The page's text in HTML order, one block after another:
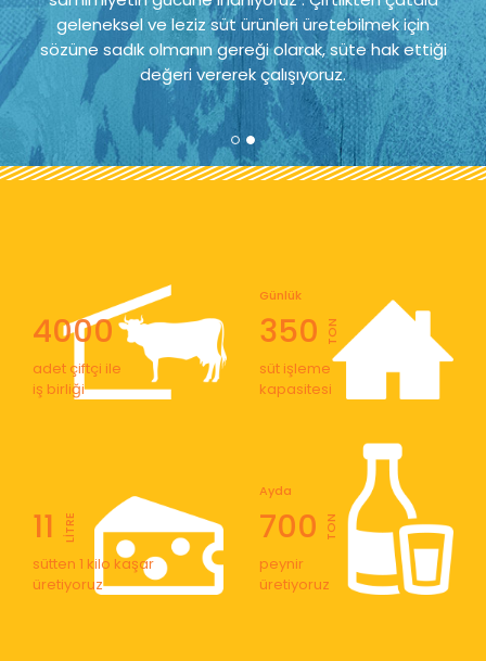
geleneksel ve leziz süt ürünleri üretebilmek için
sözüne sadık olmanın gereği olarak, süte hak ettiği
değeri vererek çalışıyoruz.
4000
adet çiftçi ile
iş birliği
350
Günlük
TON
süt işleme
kapasitesi
11 LİTRE
sütten 1 kilo kaşar
üretiyoruz
700
Ayda
TON
peynir
üretiyoruz